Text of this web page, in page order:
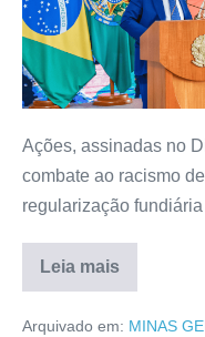
Ações, assinadas no
combate ao racismo
regularização
Leia mais
Arquivado em: MINAS